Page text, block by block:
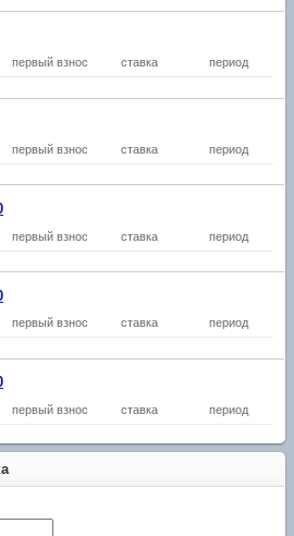
первый взнос ставка период
первый взнос ставка период
первый взнос ставка период
первый взнос ставка период
первый взнос ставка период